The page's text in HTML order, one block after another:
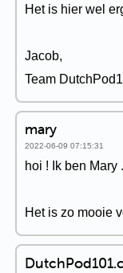
Het is hier wel
Jacob,
Team
mary
2022-06-09 07:15:31
hoi ! Ik ben Mary
Het is zo mooie